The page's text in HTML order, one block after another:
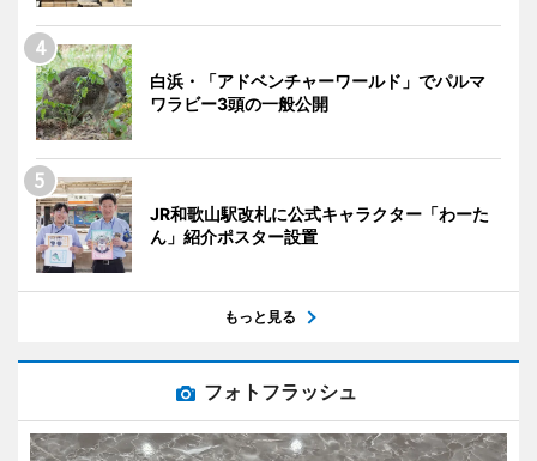
白浜・「アドベンチャーワールド」でパルマ
ワラビー3頭の一般公開
JR和歌山駅改札に公式キャラクター「わーた
ん」紹介ポスター設置
もっと見る
フォトフラッシュ